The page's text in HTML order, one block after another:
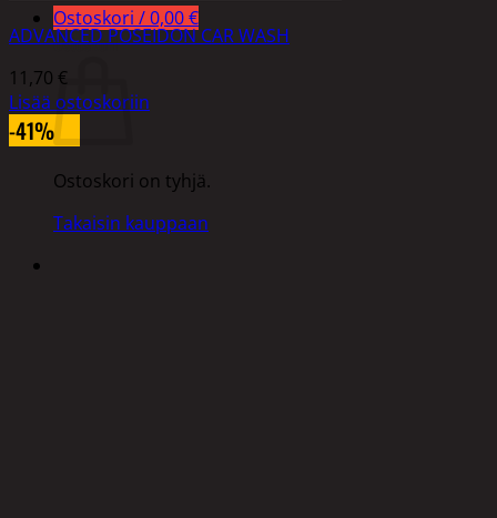
Ostoskori /0,00€
Ostoskori
Ostoskori on tyhjä.
Takaisin kauppaan
ADVANCED POSEIDON CAR WASH
11,70 €
Lisää ostoskoriin
-41%